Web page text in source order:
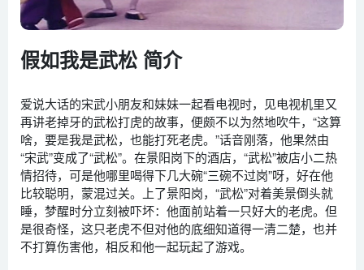
假如我是武松 简介
爱说大话的宋武小朋友和妹妹一起看电视时，见电视机里又
再讲老掉牙的武松打虎的故事，便颇不以为然地吹牛，“这算
啥，要是我是武松，也能打死老虎。”话音刚落，他果然由
“宋武”变成了“武松”。在景阳岗下的酒店，“武松”被店小二热
情招待，可是他哪里喝得下几大碗“三碗不过岗”呀，好在他
比较聪明，蒙混过关。上了景阳岗，“武松”对着美景倒头就
睡，梦醒时分立刻被吓坏：他面前站着一只好大的老虎。但
是很奇怪，这只老虎不但对他的底细知道得一清二楚，也并
不打算伤害他，相反和他一起玩起了游戏。